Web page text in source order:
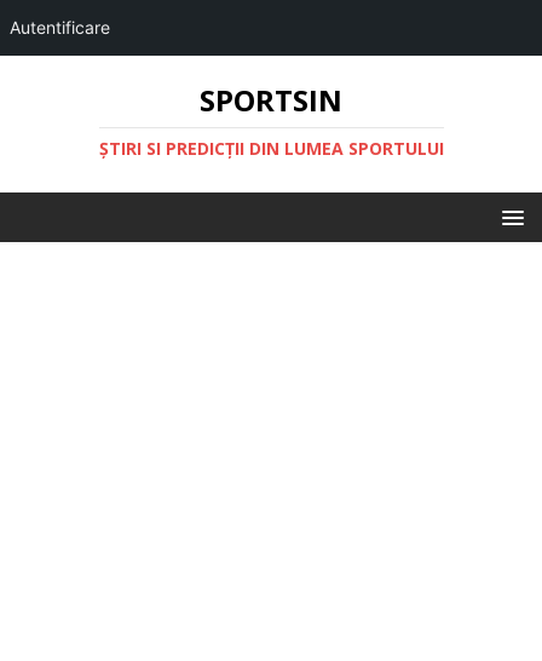
Autentificare
SPORTSIN
ŞTIRI SI PREDICŢII DIN LUMEA SPORTULUI